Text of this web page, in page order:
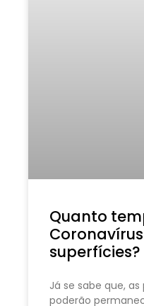
Quanto
superfícies?
Já se sabe que,
poderão